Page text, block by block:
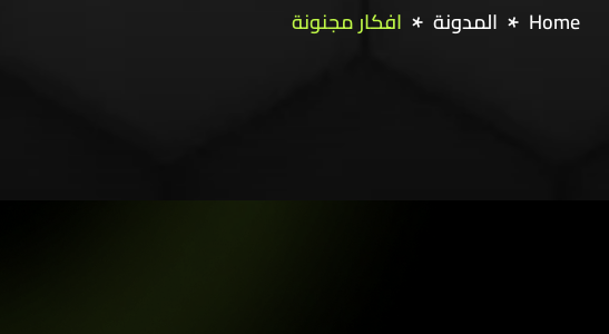
Home المدونة افكار مجنونة